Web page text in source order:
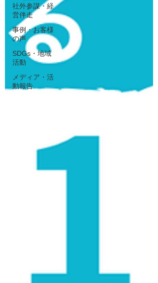
社外参謀・経
営伴走
事例・お客様
の声
SDGs・地域
活動
メディア・活
動報告